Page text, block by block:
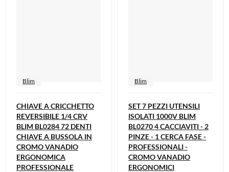
Blim
CHIAVE A CRICCHETTO
REVERSIBILE 1/4 CRV
BLIM BL0284 72 DENTI
CHIAVE A BUSSOLA IN
CROMO VANADIO
ERGONOMICA
PROFESSIONALE
Blim
SET 7 PEZZI UTENSILI
ISOLATI 1000V BLIM
BL0270 4 CACCIAVITI - 2
PINZE - 1 CERCA FASE -
PROFESSIONALI -
CROMO VANADIO
ERGONOMICI